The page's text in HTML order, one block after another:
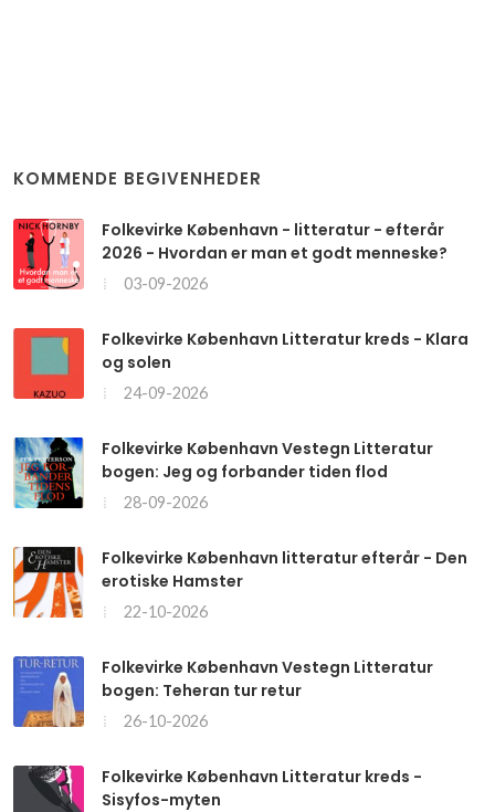
KOMMENDE BEGIVENHEDER
Folkevirke København - litteratur - efterår
2026 - Hvordan er man et godt menneske?
03-09-2026
Folkevirke København Litteratur kreds - Klara
og solen
24-09-2026
Folkevirke København Vestegn Litteratur
bogen: Jeg og forbander tiden flod
28-09-2026
Folkevirke København litteratur efterår - Den
erotiske Hamster
22-10-2026
Folkevirke København Vestegn Litteratur
bogen: Teheran tur retur
26-10-2026
Folkevirke København Litteratur kreds -
Sisyfos-myten